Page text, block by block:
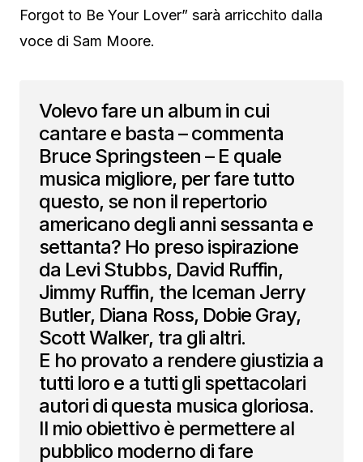
Forgot to Be Your Lover” sarà arricchito dalla
voce di Sam Moore.
Volevo fare un album in cui
cantare e basta – commenta
Bruce Springsteen – E quale
musica migliore, per fare tutto
questo, se non il repertorio
americano degli anni sessanta e
settanta? Ho preso ispirazione
da Levi Stubbs, David Ruffin,
Jimmy Ruffin, the Iceman Jerry
Butler, Diana Ross, Dobie Gray,
Scott Walker, tra gli altri.
E ho provato a rendere giustizia a
tutti loro e a tutti gli spettacolari
autori di questa musica gloriosa.
Il mio obiettivo è permettere al
pubblico moderno di fare